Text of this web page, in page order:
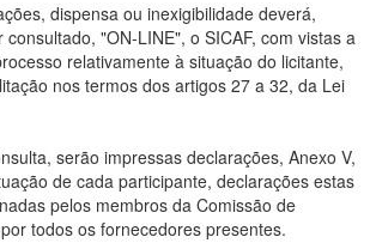
dispensa ou inexigibilidade deverá,
"ON-LINE", o SICAF, com vistas a
relativamente à situação do licitante,
nos termos dos artigos 27 a 32, da Lei
serão impressas declarações, Anexo V,
de cada participante, declarações estas
pelos membros da Comissão de
todos os fornecedores presentes.